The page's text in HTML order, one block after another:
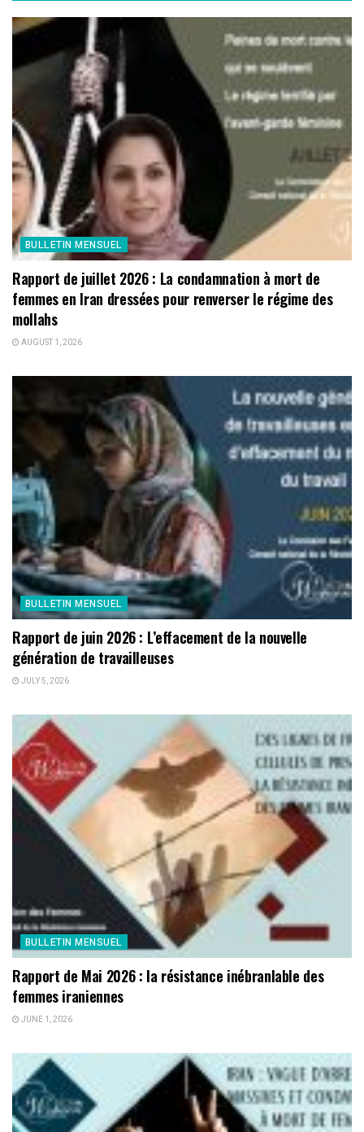
BULLETIN MENSUEL
Rapport de juillet 2026 : La condamnation à mort de
femmes en Iran dressées pour renverser le régime des
mollahs
AUGUST 1, 2026
BULLETIN MENSUEL
Rapport de juin 2026 : L’effacement de la nouvelle
génération de travailleuses
JULY 5, 2026
BULLETIN MENSUEL
Rapport de Mai 2026 : la résistance inébranlable des
femmes iraniennes
JUNE 1, 2026